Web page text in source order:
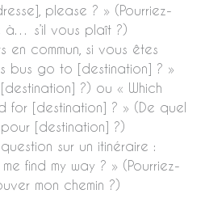
please ? » (Pourriez-
à… s’il vous plaît ?)
en commun, si vous êtes
bus go to [destination] ? »
?) ou « Which
for [destination] ? » (De quel
[destination] ?)
sur un itinéraire :
find my way ? » (Pourriez-
mon chemin ?)